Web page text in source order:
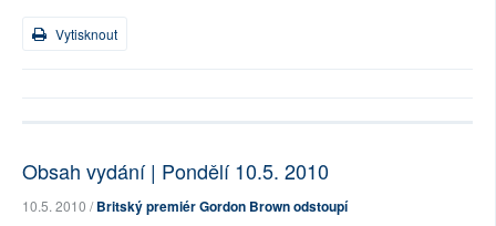
Vytisknout
Obsah vydání | Pondělí 10.5. 2010
10.5. 2010 /Britský premiér Gordon Brown odstoupí